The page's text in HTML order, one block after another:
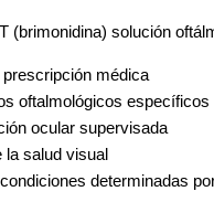
(brimonidina) solución
prescripción médica
oftalmológicos específicos
ocular supervisada
la salud visual
determinadas